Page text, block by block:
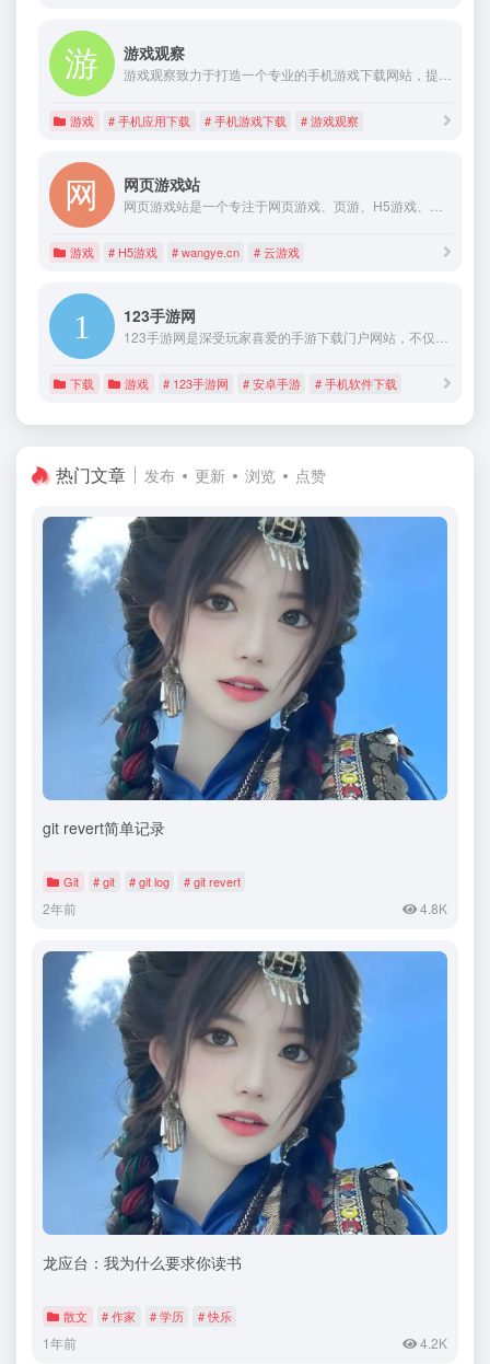
游戏观察
游戏观察致力于打造一个专业的手机游戏下载网站，提供热门游戏下载、安卓苹果游戏下载、手机应用app下载，以及热门手游排行榜和游戏应用专题等内容，好用方便。
游戏 # 手机应用下载 # 手机游戏下载 # 游戏观察
网页游戏站
网页游戏站是一个专注于网页游戏、页游、H5游戏、云游戏领域的门户，提供各类丰富的页游内容。汇聚了PC、手机的页游、云游戏，让你能更快的找到自己想要的游戏。
游戏 # H5游戏 # wangye.cn # 云游戏
123手游网
123手游网是深受玩家喜爱的手游下载门户网站，不仅时时更新各大热游咨询、攻略玩法等，且Get到最新手机游戏、汇聚各种手机软件下载，更有更多超好玩的安卓手机游戏下载，玩手机游戏就上123手游网。
下载 游戏 # 123手游网 # 安卓手游 # 手机软件下载
热门文章 发布 更新 浏览 点赞
git revert简单记录
Git # git # git log # git revert
2年前 4.8K
龙应台：我为什么要求你读书
散文 # 作家 # 学历 # 快乐
1年前 4.2K